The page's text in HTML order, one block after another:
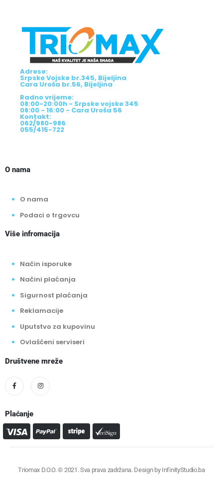
Adrese:
Srpske Vojske br.345, Bijeljina
Cara Uroša br.56, Bijeljina
Radno vrijeme:
08:00-20:00h - Srpske vojske 345
08:00 - 16:00 - Cara Uroša 56
Kontakt:
062/980-986
055/415-722
O nama
O nama
Podaci o trgovcu
Više infromacija
Način isporuke
Načini plaćanja
Sigurnost plaćanja
Reklamacije
Uputstvo za kupovinu
Ovlašćeni serviseri
Društvene mreže
Plaćanje
Triomax D.O.O. © 2021. Sva prava zadržana. Design by InfinityStudio.ba